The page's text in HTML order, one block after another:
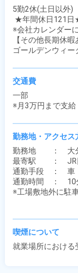
5勤2休(土日以外)
※会社カレンダー
【その他長期休暇
ゴールデンウィ
交通費
一部
※月3万円まで支給
勤務地・アクセス
勤務地　　：　大
最寄駅　　：　
通勤手段　：　車
通勤時間　：　10
※工場敷地外に駐
喫煙について
就業場所における